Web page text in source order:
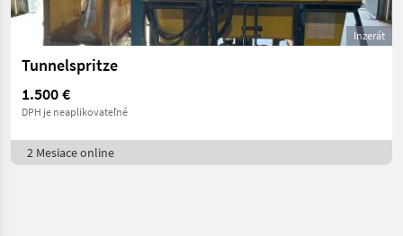
Inzerát
Tunnelspritze
1.500 €
DPH je neaplikovateľné
2 Mesiace online